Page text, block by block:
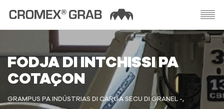
FODJA DI INTCHISSI PA
COTAÇON
GRAMPUS PA INDÚSTRIAS DI CARGA SECU DI GRANEL -,